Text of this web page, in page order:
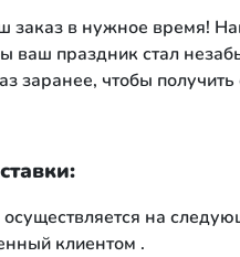
в нужное время!
ваш праздник стал
заранее, чтобы получить
осуществляется на
клиентом .